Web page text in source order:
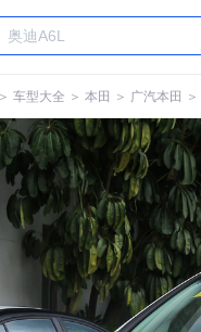
＞ 车型大全 ＞ 本田 ＞ 广汽本田 ＞